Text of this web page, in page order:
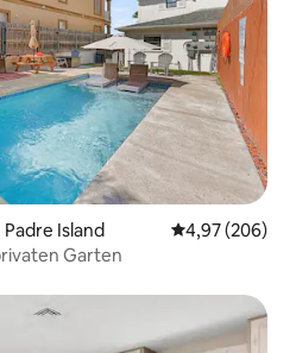
Island
4,97 (206)
Garten